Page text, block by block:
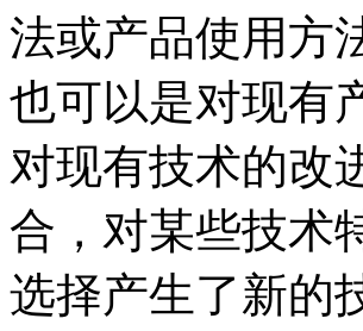
法或产品使用方
也可以是对现有
对现有技术的改
合，对某些技术
选择产生了新的